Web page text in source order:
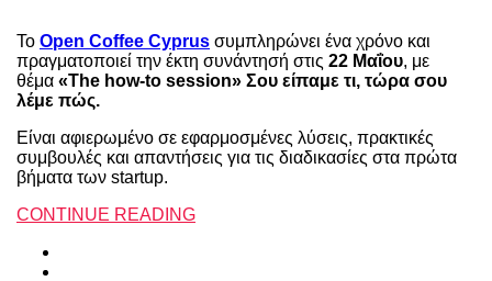
Το Open Coffee Cyprus συμπληρώνει ένα χρόνο και
πραγματοποιεί την έκτη συνάντησή στις 22 Μαΐου, με
θέμα «The how-to session» Σου είπαμε τι, τώρα σου
λέμε πώς.
Είναι αφιερωμένο σε εφαρμοσμένες λύσεις, πρακτικές
συμβουλές και απαντήσεις για τις διαδικασίες στα πρώτα
βήματα των startup.
CONTINUE READING